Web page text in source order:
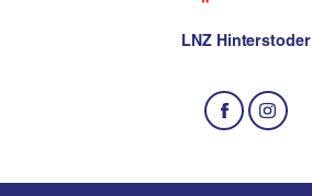
LNZ Hinterstoder